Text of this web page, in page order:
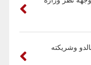
وشريكته